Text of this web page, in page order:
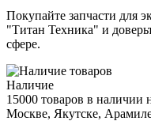
Покупайте запчасти для
"Титан Техника" и
сфере.
Наличие
15000 товаров в наличии
Москве, Якутске,